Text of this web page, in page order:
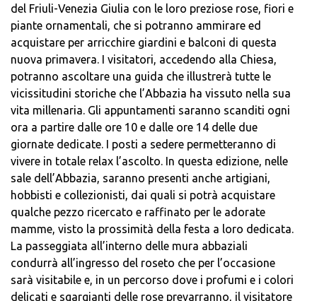
del Friuli-Venezia Giulia con le loro preziose rose, fiori e
piante ornamentali, che si potranno ammirare ed
acquistare per arricchire giardini e balconi di questa
nuova primavera. I visitatori, accedendo alla Chiesa,
potranno ascoltare una guida che illustrerà tutte le
vicissitudini storiche che l’Abbazia ha vissuto nella sua
vita millenaria. Gli appuntamenti saranno scanditi ogni
ora a partire dalle ore 10 e dalle ore 14 delle due
giornate dedicate. I posti a sedere permetteranno di
vivere in totale relax l’ascolto. In questa edizione, nelle
sale dell’Abbazia, saranno presenti anche artigiani,
hobbisti e collezionisti, dai quali si potrà acquistare
qualche pezzo ricercato e raffinato per le adorate
mamme, visto la prossimità della festa a loro dedicata.
La passeggiata all’interno delle mura abbaziali
condurrà all’ingresso del roseto che per l’occasione
sarà visitabile e, in un percorso dove i profumi e i colori
delicati e sgargianti delle rose prevarranno, il visitatore